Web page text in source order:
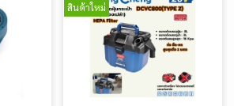
สินค้าใหม่